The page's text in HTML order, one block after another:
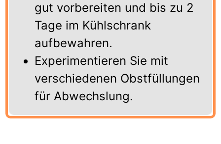
gut vorbereiten und bis zu 2
Tage im Kühlschrank
aufbewahren.
Experimentieren Sie mit
verschiedenen Obstfüllungen
für Abwechslung.